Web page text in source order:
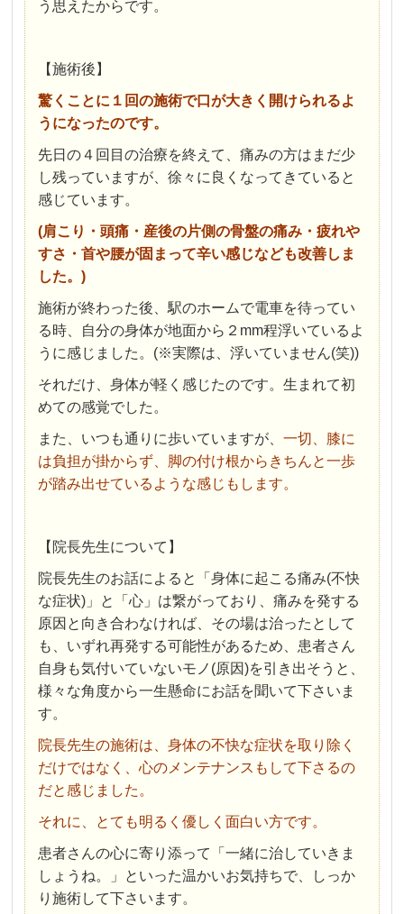
う思えたからです。
【施術後】
驚くことに１回の施術で口が大きく開けられるよ
うになったのです。
先日の４回目の治療を終えて、痛みの方はまだ少
し残っていますが、徐々に良くなってきていると
感じています。
(肩こり・頭痛・産後の片側の骨盤の痛み・疲れや
すさ・首や腰が固まって辛い感じなども改善しま
した。)
施術が終わった後、駅のホームで電車を待ってい
る時、自分の身体が地面から２mm程浮いているよ
うに感じました。(※実際は、浮いていません(笑))
それだけ、身体が軽く感じたのです。生まれて初
めての感覚でした。
また、いつも通りに歩いていますが、一切、膝に
は負担が掛からず、脚の付け根からきちんと一歩
が踏み出せているような感じもします。
【院長先生について】
院長先生のお話によると「身体に起こる痛み(不快
な症状)」と「心」は繋がっており、痛みを発する
原因と向き合わなければ、その場は治ったとして
も、いずれ再発する可能性があるため、患者さん
自身も気付いていないモノ(原因)を引き出そうと、
様々な角度から一生懸命にお話を聞いて下さいま
す。
院長先生の施術は、身体の不快な症状を取り除く
だけではなく、心のメンテナンスもして下さるの
だと感じました。
それに、とても明るく優しく面白い方です。
患者さんの心に寄り添って「一緒に治していきま
しょうね。」といった温かいお気持ちで、しっか
り施術して下さいます。